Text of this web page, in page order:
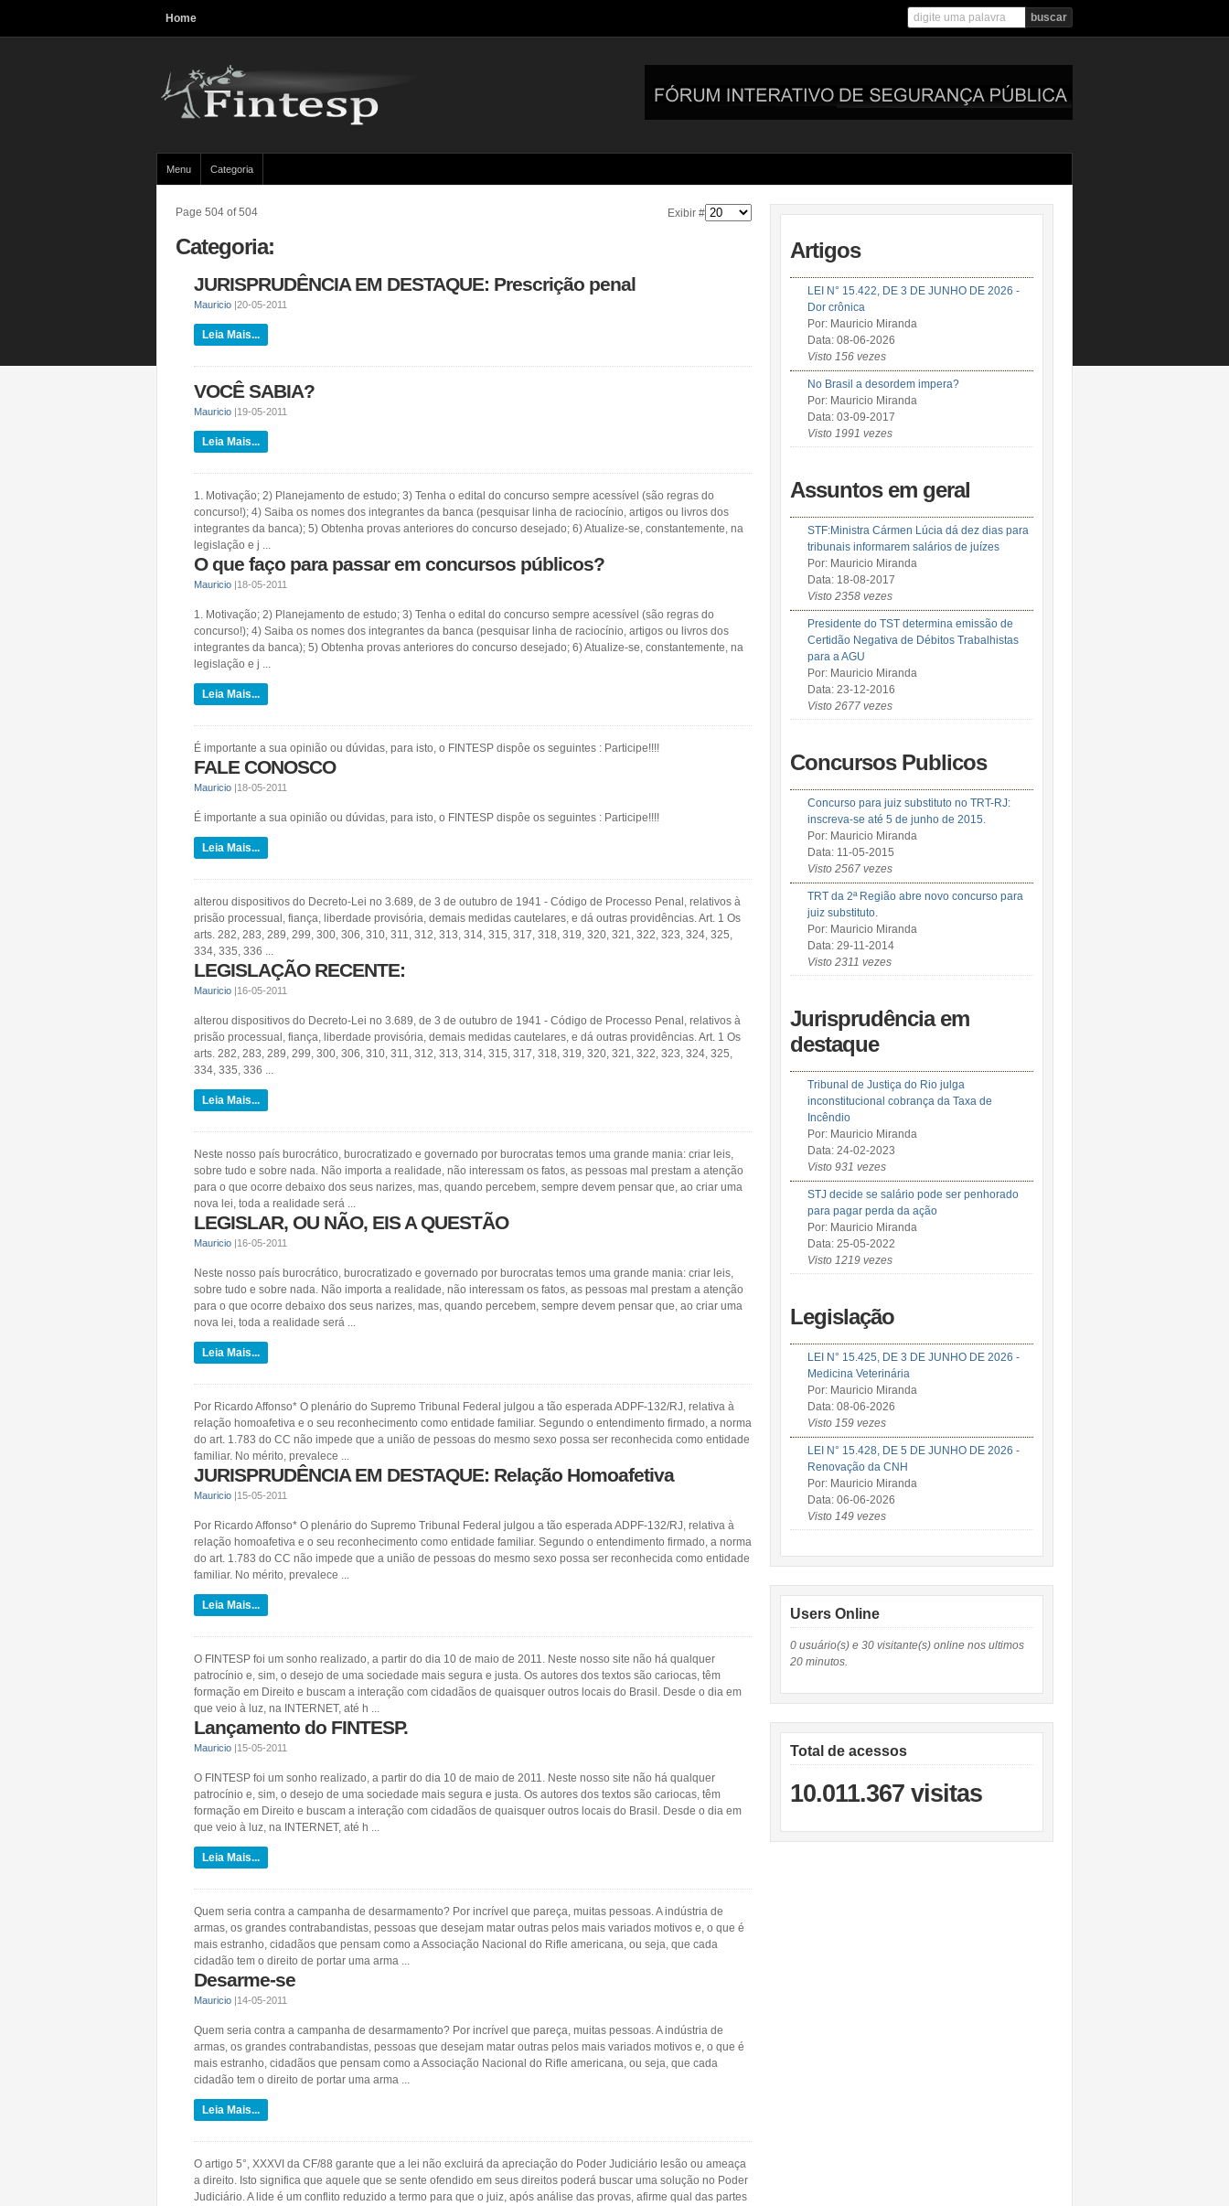
Home
Menu Categoria
Page 504 of 504 Exibir #
Categoria:
JURISPRUDÊNCIA EM DESTAQUE: Prescrição penal
Mauricio |20-05-2011
Leia Mais...
VOCÊ SABIA?
Mauricio |19-05-2011
Leia Mais...
1. Motivação; 2) Planejamento de estudo; 3) Tenha o edital do concurso sempre acessível (são regras do
concurso!); 4) Saiba os nomes dos integrantes da banca (pesquisar linha de raciocínio, artigos ou livros dos
integrantes da banca); 5) Obtenha provas anteriores do concurso desejado; 6) Atualize-se, constantemente, na
legislação e j ...
O que faço para passar em concursos públicos?
Mauricio |18-05-2011
1. Motivação; 2) Planejamento de estudo; 3) Tenha o edital do concurso sempre acessível (são regras do
concurso!); 4) Saiba os nomes dos integrantes da banca (pesquisar linha de raciocínio, artigos ou livros dos
integrantes da banca); 5) Obtenha provas anteriores do concurso desejado; 6) Atualize-se, constantemente, na
legislação e j ...
Leia Mais...
É importante a sua opinião ou dúvidas, para isto, o FINTESP dispôe os seguintes : Participe!!!!
FALE CONOSCO
Mauricio |18-05-2011
É importante a sua opinião ou dúvidas, para isto, o FINTESP dispôe os seguintes : Participe!!!!
Leia Mais...
alterou dispositivos do Decreto-Lei no 3.689, de 3 de outubro de 1941 - Código de Processo Penal, relativos à
prisão processual, fiança, liberdade provisória, demais medidas cautelares, e dá outras providências. Art. 1 Os
arts. 282, 283, 289, 299, 300, 306, 310, 311, 312, 313, 314, 315, 317, 318, 319, 320, 321, 322, 323, 324, 325,
334, 335, 336 ...
LEGISLAÇÃO RECENTE:
Mauricio |16-05-2011
alterou dispositivos do Decreto-Lei no 3.689, de 3 de outubro de 1941 - Código de Processo Penal, relativos à
prisão processual, fiança, liberdade provisória, demais medidas cautelares, e dá outras providências. Art. 1 Os
arts. 282, 283, 289, 299, 300, 306, 310, 311, 312, 313, 314, 315, 317, 318, 319, 320, 321, 322, 323, 324, 325,
334, 335, 336 ...
Leia Mais...
Neste nosso país burocrático, burocratizado e governado por burocratas temos uma grande mania: criar leis,
sobre tudo e sobre nada. Não importa a realidade, não interessam os fatos, as pessoas mal prestam a atenção
para o que ocorre debaixo dos seus narizes, mas, quando percebem, sempre devem pensar que, ao criar uma
nova lei, toda a realidade será ...
LEGISLAR, OU NÃO, EIS A QUESTÃO
Mauricio |16-05-2011
Neste nosso país burocrático, burocratizado e governado por burocratas temos uma grande mania: criar leis,
sobre tudo e sobre nada. Não importa a realidade, não interessam os fatos, as pessoas mal prestam a atenção
para o que ocorre debaixo dos seus narizes, mas, quando percebem, sempre devem pensar que, ao criar uma
nova lei, toda a realidade será ...
Leia Mais...
Por Ricardo Affonso* O plenário do Supremo Tribunal Federal julgou a tão esperada ADPF-132/RJ, relativa à
relação homoafetiva e o seu reconhecimento como entidade familiar. Segundo o entendimento firmado, a norma
do art. 1.783 do CC não impede que a união de pessoas do mesmo sexo possa ser reconhecida como entidade
familiar. No mérito, prevalece ...
JURISPRUDÊNCIA EM DESTAQUE: Relação Homoafetiva
Mauricio |15-05-2011
Por Ricardo Affonso* O plenário do Supremo Tribunal Federal julgou a tão esperada ADPF-132/RJ, relativa à
relação homoafetiva e o seu reconhecimento como entidade familiar. Segundo o entendimento firmado, a norma
do art. 1.783 do CC não impede que a união de pessoas do mesmo sexo possa ser reconhecida como entidade
familiar. No mérito, prevalece ...
Leia Mais...
O FINTESP foi um sonho realizado, a partir do dia 10 de maio de 2011. Neste nosso site não há qualquer
patrocínio e, sim, o desejo de uma sociedade mais segura e justa. Os autores dos textos são cariocas, têm
formação em Direito e buscam a interação com cidadãos de quaisquer outros locais do Brasil. Desde o dia em
que veio à luz, na INTERNET, até h ...
Lançamento do FINTESP.
Mauricio |15-05-2011
O FINTESP foi um sonho realizado, a partir do dia 10 de maio de 2011. Neste nosso site não há qualquer
patrocínio e, sim, o desejo de uma sociedade mais segura e justa. Os autores dos textos são cariocas, têm
formação em Direito e buscam a interação com cidadãos de quaisquer outros locais do Brasil. Desde o dia em
que veio à luz, na INTERNET, até h ...
Leia Mais...
Quem seria contra a campanha de desarmamento? Por incrível que pareça, muitas pessoas. A indústria de
armas, os grandes contrabandistas, pessoas que desejam matar outras pelos mais variados motivos e, o que é
mais estranho, cidadãos que pensam como a Associação Nacional do Rifle americana, ou seja, que cada
cidadão tem o direito de portar uma arma ...
Desarme-se
Mauricio |14-05-2011
Quem seria contra a campanha de desarmamento? Por incrível que pareça, muitas pessoas. A indústria de
armas, os grandes contrabandistas, pessoas que desejam matar outras pelos mais variados motivos e, o que é
mais estranho, cidadãos que pensam como a Associação Nacional do Rifle americana, ou seja, que cada
cidadão tem o direito de portar uma arma ...
Leia Mais...
O artigo 5°, XXXVI da CF/88 garante que a lei não excluirá da apreciação do Poder Judiciário lesão ou ameaça
a direito. Isto significa que aquele que se sente ofendido em seus direitos poderá buscar uma solução no Poder
Judiciário. A lide é um conflito reduzido a termo para que o juiz, após análise das provas, afirme qual das partes
Artigos
LEI N° 15.422, DE 3 DE JUNHO DE 2026 -
Dor crônica
Por: Mauricio Miranda
Data: 08-06-2026
Visto 156 vezes
No Brasil a desordem impera?
Por: Mauricio Miranda
Data: 03-09-2017
Visto 1991 vezes
Assuntos em geral
STF:Ministra Cármen Lúcia dá dez dias para
tribunais informarem salários de juízes
Por: Mauricio Miranda
Data: 18-08-2017
Visto 2358 vezes
Presidente do TST determina emissão de
Certidão Negativa de Débitos Trabalhistas
para a AGU
Por: Mauricio Miranda
Data: 23-12-2016
Visto 2677 vezes
Concursos Publicos
Concurso para juiz substituto no TRT-RJ:
inscreva-se até 5 de junho de 2015.
Por: Mauricio Miranda
Data: 11-05-2015
Visto 2567 vezes
TRT da 2ª Região abre novo concurso para
juiz substituto.
Por: Mauricio Miranda
Data: 29-11-2014
Visto 2311 vezes
Jurisprudência em
destaque
Tribunal de Justiça do Rio julga
inconstitucional cobrança da Taxa de
Incêndio
Por: Mauricio Miranda
Data: 24-02-2023
Visto 931 vezes
STJ decide se salário pode ser penhorado
para pagar perda da ação
Por: Mauricio Miranda
Data: 25-05-2022
Visto 1219 vezes
Legislação
LEI N° 15.425, DE 3 DE JUNHO DE 2026 -
Medicina Veterinária
Por: Mauricio Miranda
Data: 08-06-2026
Visto 159 vezes
LEI N° 15.428, DE 5 DE JUNHO DE 2026 -
Renovação da CNH
Por: Mauricio Miranda
Data: 06-06-2026
Visto 149 vezes
Users Online
0 usuário(s) e 30 visitante(s) online nos ultimos
20 minutos.
Total de acessos
10.011.367 visitas